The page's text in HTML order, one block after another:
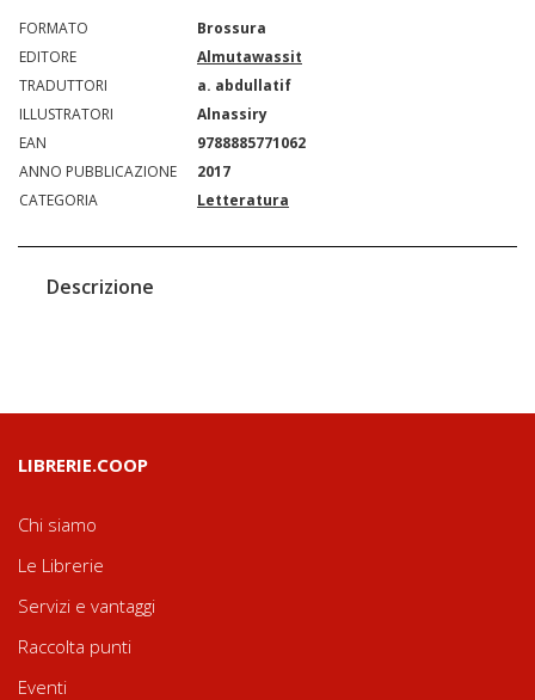
FORMATO
Brossura
EDITORE
Almutawassit
TRADUTTORI
a. abdullatif
ILLUSTRATORI
Alnassiry
EAN
9788885771062
ANNO PUBBLICAZIONE
2017
CATEGORIA
Letteratura
Descrizione
LIBRERIE.COOP
Chi siamo
Le Librerie
Servizi e vantaggi
Raccolta punti
Eventi